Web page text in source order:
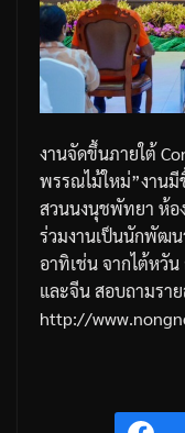
งานจัดขึ้นภายใต้
พรรณไม้ใหม่”งาน
สวนนงนุชพัทยา ห้อ
ร่วมงานเป็นนักพัฒ
อาทิเช่น จากไต้หวั
และจีน สอบถามรา
http://